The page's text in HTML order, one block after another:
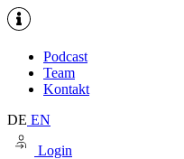
Podcast
Team
Kontakt
DE EN
Login